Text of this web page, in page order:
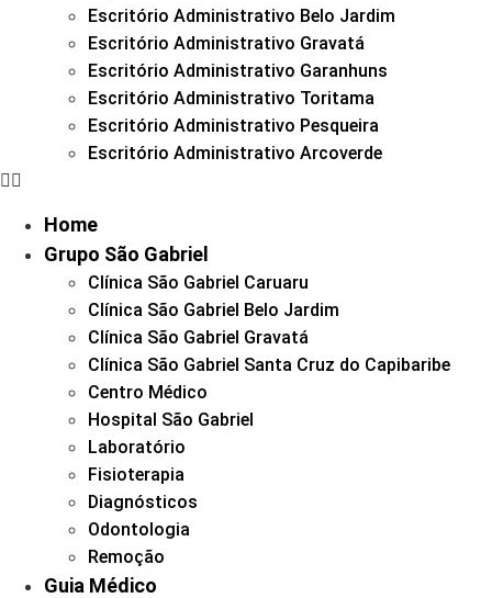
Escritório Administrativo Belo Jardim
Escritório Administrativo Gravatá
Escritório Administrativo Garanhuns
Escritório Administrativo Toritama
Escritório Administrativo Pesqueira
Escritório Administrativo Arcoverde
Home
Grupo São Gabriel
Clínica São Gabriel Caruaru
Clínica São Gabriel Belo Jardim
Clínica São Gabriel Gravatá
Clínica São Gabriel Santa Cruz do Capibaribe
Centro Médico
Hospital São Gabriel
Laboratório
Fisioterapia
Diagnósticos
Odontologia
Remoção
Guia Médico